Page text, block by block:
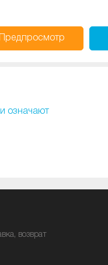
Предпросмотр
означают
возврат